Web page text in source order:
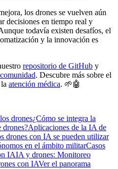
los drones se vuelven aún
decisiones en tiempo real y
todavía existen desafíos, el
y la innovación es
repositorio de GitHub y
comunidad. Descubre más sobre el
atención médica. 🌱🤖
drones¿Cómo se integra la
drones?Aplicaciones de la IA de
drones con IA se pueden utilizar
en el ámbito militarCasos
IAIA y drones: Monitoreo
con IAVer el panorama